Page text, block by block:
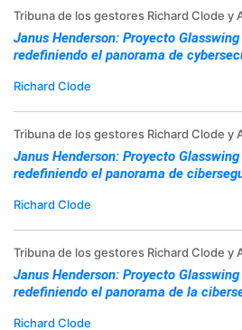
Tribuna de los gestores Richard Clode y
Janus Henderson: Proyecto
redefiniendo el panorama de
Richard Clode
Tribuna de los gestores Richard Clode y
Janus Henderson: Proyecto
redefiniendo el panorama de
Richard Clode
Tribuna de los gestores Richard Clode y
Janus Henderson: Proyecto
redefiniendo el panorama de la
Richard Clode